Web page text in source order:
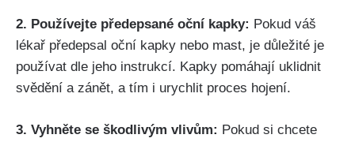
2. ‍Používejte předepsané oční kapky: Pokud‌ váš‍
lékař předepsal oční ⁢kapky nebo mast, je důležité‌ je
používat dle jeho instrukcí. ⁣Kapky pomáhají ⁤uklidnit
⁣svědění a⁤ zánět, a tím ​i⁢ urychlit proces ‍hojení.
3. Vyhněte se škodlivým vlivům: ⁣Pokud si‍ chcete